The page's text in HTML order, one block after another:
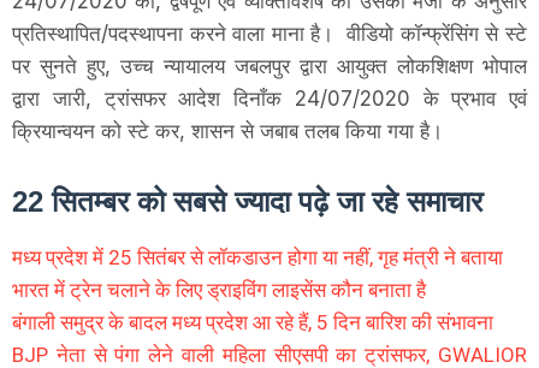
प्रतिस्थापित/पदस्थापना करने वाला माना है। वीडियो कॉन्फ्रेंसिंग से स्टे
पर सुनते हुए, उच्च न्यायालय जबलपुर द्वारा आयुक्त लोकशिक्षण भोपाल
द्वारा जारी, ट्रांसफर आदेश दिनाँक 24/07/2020 के प्रभाव एवं
क्रियान्वयन को स्टे कर, शासन से जबाब तलब किया गया है।
22 सितम्बर को सबसे ज्यादा पढ़े जा रहे समाचार
मध्य प्रदेश में 25 सितंबर से लॉकडाउन होगा या नहीं, गृह मंत्री ने बताया
भारत में ट्रेन चलाने के लिए ड्राइविंग लाइसेंस कौन बनाता है
बंगाली समुद्र के बादल मध्य प्रदेश आ रहे हैं, 5 दिन बारिश की संभावना
BJP नेता से पंगा लेने वाली महिला सीएसपी का ट्रांसफर, GWALIOR